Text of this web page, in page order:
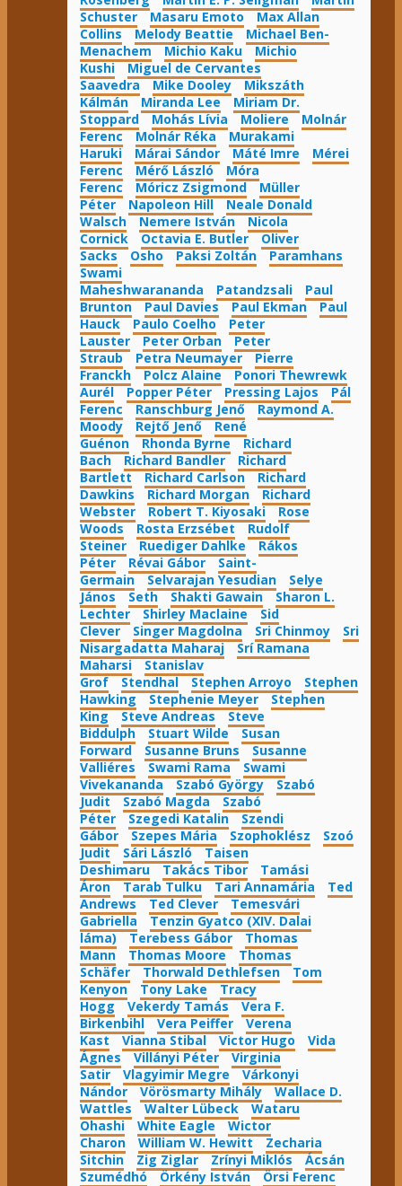
Schuster
Masaru Emoto
Max Allan
Collins
Melody Beattie
Michael Ben-
Menachem
Michio Kaku
Michio
Kushi
Miguel de Cervantes
Saavedra
Mike Dooley
Mikszáth
Kálmán
Miranda Lee
Miriam Dr.
Stoppard
Mohás Lívia Moliere
Molnár
Ferenc
Molnár Réka
Murakami
Haruki
Márai Sándor Máté Imre
Mérei
Ferenc
Mérő László
Móra
Ferenc
Móricz Zsigmond
Müller
Péter
Napoleon Hill
Neale Donald
Walsch
Nemere István
Nicola
Cornick
Octavia E. Butler
Oliver
Sacks
Osho Paksi Zoltán
Paramhans
Swami
Maheshwarananda
Patandzsali
Paul
Brunton
Paul Davies Paul Ekman
Paul
Hauck
Paulo Coelho
Peter
Lauster
Peter Orban
Peter
Straub
Petra Neumayer
Pierre
Franckh
Polcz Alaine
Ponori Thewrewk
Aurél
Popper Péter Pressing Lajos
Pál
Ferenc
Ranschburg Jenő
Raymond A.
Moody
Rejtő Jenő
René
Guénon
Rhonda Byrne
Richard
Bach
Richard Bandler
Richard
Bartlett
Richard Carlson
Richard
Dawkins
Richard Morgan
Richard
Webster
Robert T. Kiyosaki
Rose
Woods
Rosta Erzsébet
Rudolf
Steiner
Ruediger Dahlke
Rákos
Péter
Révai Gábor
Saint-
Germain
Selvarajan Yesudian
Selye
János
Seth Shakti Gawain
Sharon L.
Lechter
Shirley Maclaine
Sid
Clever
Singer Magdolna Sri Chinmoy
Sri
Nisargadatta Maharaj
Srí Ramana
Maharsi
Stanislav
Grof
Stendhal Stephen Arroyo
Stephen
Hawking
Stephenie Meyer
Stephen
King
Steve Andreas
Steve
Biddulph
Stuart Wilde
Susan
Forward
Susanne Bruns
Susanne
Valliéres
Swami Rama
Swami
Vivekananda
Szabó György
Szabó
Judit
Szabó Magda
Szabó
Péter
Szegedi Katalin
Szendi
Gábor
Szepes Mária Szophoklész
Szoó
Judit
Sári László
Taisen
Deshimaru
Takács Tibor
Tamási
Áron
Tarab Tulku Tari Annamária
Ted
Andrews
Ted Clever
Temesvári
Gabriella
Tenzin Gyatco (XIV. Dalai
láma)
Terebess Gábor
Thomas
Mann
Thomas Moore
Thomas
Schäfer
Thorwald Dethlefsen
Tom
Kenyon
Tony Lake
Tracy
Hogg
Vekerdy Tamás
Vera F.
Birkenbihl
Vera Peiffer
Verena
Kast
Vianna Stibal Victor Hugo
Vida
Ágnes
Villányi Péter
Virginia
Satir
Vlagyimir Megre
Várkonyi
Nándor
Vörösmarty Mihály
Wallace D.
Wattles
Walter Lübeck
Wataru
Ohashi
White Eagle
Wictor
Charon
William W. Hewitt
Zecharia
Sitchin
Zig Ziglar Zrínyi Miklós
Ácsán
Szumédhó
Örkény István Örsi Ferenc